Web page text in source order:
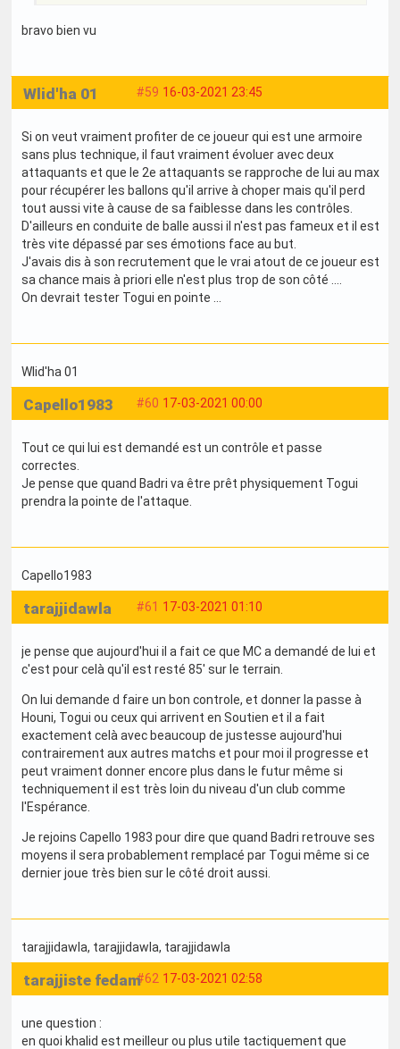
bravo bien vu
#59 16-03-2021 23:45
Wlid'ha 01
Si on veut vraiment profiter de ce joueur qui est une armoire
sans plus technique, il faut vraiment évoluer avec deux
attaquants et que le 2e attaquants se rapproche de lui au max
pour récupérer les ballons qu'il arrive à choper mais qu'il perd
tout aussi vite à cause de sa faiblesse dans les contrôles.
D'ailleurs en conduite de balle aussi il n'est pas fameux et il est
très vite dépassé par ses émotions face au but.
J'avais dis à son recrutement que le vrai atout de ce joueur est
sa chance mais à priori elle n'est plus trop de son côté ....
On devrait tester Togui en pointe ...
Wlid'ha 01
#60 17-03-2021 00:00
Capello1983
Tout ce qui lui est demandé est un contrôle et passe
correctes.
Je pense que quand Badri va être prêt physiquement Togui
prendra la pointe de l'attaque.
Capello1983
#61 17-03-2021 01:10
tarajjidawla
je pense que aujourd'hui il a fait ce que MC a demandé de lui et
c'est pour celà qu'il est resté 85' sur le terrain.
On lui demande d faire un bon controle, et donner la passe à
Houni, Togui ou ceux qui arrivent en Soutien et il a fait
exactement celà avec beaucoup de justesse aujourd'hui
contrairement aux autres matchs et pour moi il progresse et
peut vraiment donner encore plus dans le futur même si
techniquement il est très loin du niveau d'un club comme
l'Espérance.
Je rejoins Capello 1983 pour dire que quand Badri retrouve ses
moyens il sera probablement remplacé par Togui même si ce
dernier joue très bien sur le côté droit aussi.
tarajjidawla, tarajjidawla, tarajjidawla
#62 17-03-2021 02:58
tarajjiste fedam
une question :
en quoi khalid est meilleur ou plus utile tactiquement que